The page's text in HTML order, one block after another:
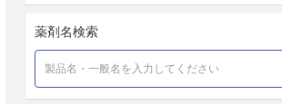
薬剤名検索